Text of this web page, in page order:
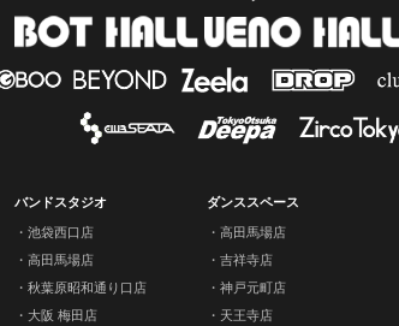
バンドスタジオ
池袋西口店
高田馬場店
秋葉原昭和通り口店
大阪 梅田店
ダンススペース
高田馬場店
吉祥寺店
神戸元町店
天王寺店